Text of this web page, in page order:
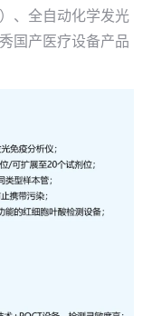
、全自动化学发光
国产医疗设备产品